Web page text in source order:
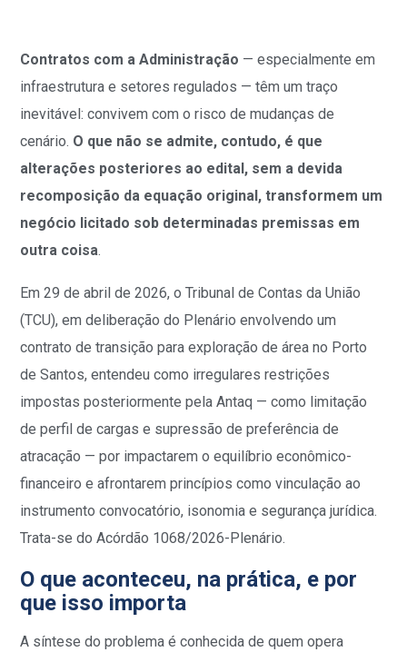
Contratos com a Administração — especialmente em
infraestrutura e setores regulados — têm um traço
inevitável: convivem com o risco de mudanças de
cenário. O que não se admite, contudo, é que
alterações posteriores ao edital, sem a devida
recomposição da equação original, transformem um
negócio licitado sob determinadas premissas em
outra coisa.
Em 29 de abril de 2026, o Tribunal de Contas da União
(TCU), em deliberação do Plenário envolvendo um
contrato de transição para exploração de área no Porto
de Santos, entendeu como irregulares restrições
impostas posteriormente pela Antaq — como limitação
de perfil de cargas e supressão de preferência de
atracação — por impactarem o equilíbrio econômico-
financeiro e afrontarem princípios como vinculação ao
instrumento convocatório, isonomia e segurança jurídica.
Trata-se do Acórdão 1068/2026-Plenário.
O que aconteceu, na prática, e por
que isso importa
A síntese do problema é conhecida de quem opera